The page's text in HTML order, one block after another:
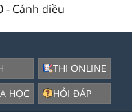
- Cánh diều
HỌC
THI ONLINE
HỎI ĐÁP